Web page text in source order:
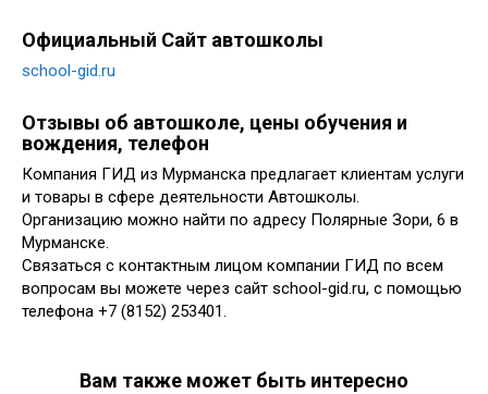
Официальный Сайт автошколы
school-gid.ru
Отзывы об автошколе, цены обучения и
вождения, телефон
Компания ГИД из Мурманска предлагает клиентам услуги
и товары в сфере деятельности Автошколы.
Организацию можно найти по адресу Полярные Зори, 6 в
Мурманске.
Связаться с контактным лицом компании ГИД по всем
вопросам вы можете через сайт school-gid.ru, с помощью
телефона +7 (8152) 253401.
Вам также может быть интересно